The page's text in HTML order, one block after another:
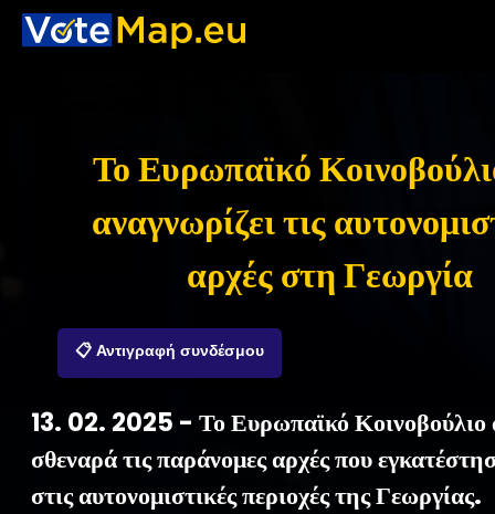
Το Ευρωπαϊκό
αναγνωρίζει τις
αρχές στη Γεωργία
📋 Αντιγραφή συνδέσμου
13. 02. 2025 - Το Ευρωπαϊκό Κοινοβούλιο
σθεναρά τις παράνομες αρχές που
στις αυτονομιστικές περιοχές της Γεωργίας.